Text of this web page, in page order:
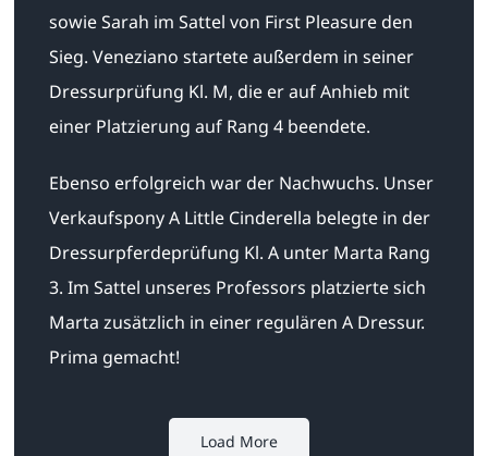
sowie Sarah im Sattel von First Pleasure den
Sieg. Veneziano startete außerdem in seiner
Dressurprüfung Kl. M, die er auf Anhieb mit
einer Platzierung auf Rang 4 beendete.
Ebenso erfolgreich war der Nachwuchs. Unser
Verkaufspony A Little Cinderella belegte in der
Dressurpferdeprüfung Kl. A unter Marta Rang
3. Im Sattel unseres Professors platzierte sich
Marta zusätzlich in einer regulären A Dressur.
Prima gemacht!
Load More